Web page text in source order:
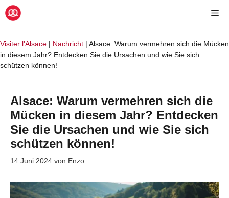
Zum
Inhalt
Visiter l'Alsace | Nachricht | Alsace: Warum vermehren sich die Mücken
in diesem Jahr? Entdecken Sie die Ursachen und wie Sie sich
schützen können!
Alsace: Warum vermehren sich die
Mücken in diesem Jahr? Entdecken
Sie die Ursachen und wie Sie sich
schützen können!
14 Juni 2024 von Enzo